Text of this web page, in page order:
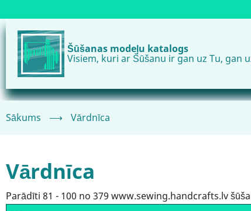
uz
galveno
saturu
Šūšanas modeļu katalogs
Visiem, kuri ar Šūšanu ir gan uz Tu, gan
Sākums ⟶ Vārdnīca
Vārdnīca
Parādīti 81 - 100 no 379 www.sewing.handcrafts.lv